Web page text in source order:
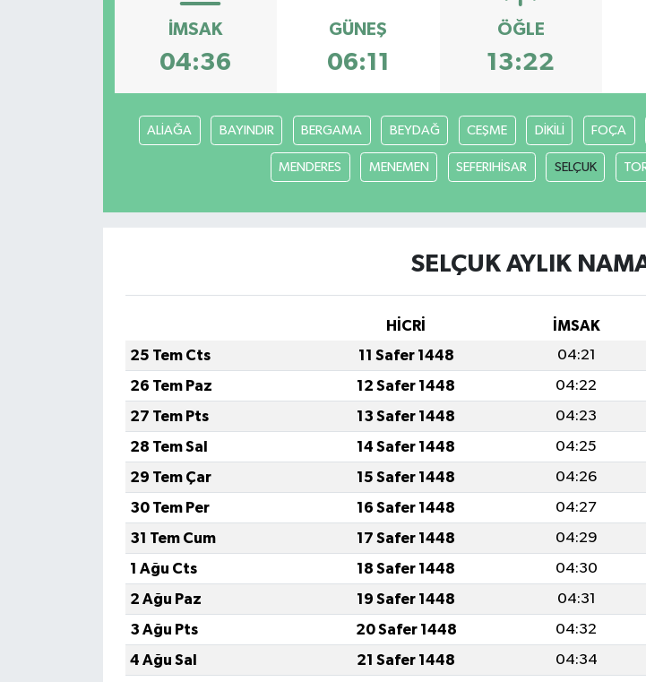
İMSAK
04:36
GÜNEŞ
06:11
ÖĞLE
13:22
ALİAĞA BAYINDIR BERGAMA BEYDAĞ CEŞME DİKİLİ FOÇA
MENDERES MENEMEN SEFERIHİSAR SELÇUK
SELÇUK AYLIK
HİCRİ İMSAK
25 Tem Cts
11 Safer 1448 04:21
26 Tem Paz
12 Safer 1448 04:22
27 Tem Pts
13 Safer 1448 04:23
28 Tem Sal
14 Safer 1448 04:25
29 Tem Çar
15 Safer 1448 04:26
30 Tem Per
16 Safer 1448 04:27
31 Tem Cum
17 Safer 1448 04:29
1 Ağu Cts
18 Safer 1448 04:30
2 Ağu Paz
19 Safer 1448 04:31
3 Ağu Pts
20 Safer 1448 04:32
4 Ağu Sal
21 Safer 1448 04:34
GÜNCEL